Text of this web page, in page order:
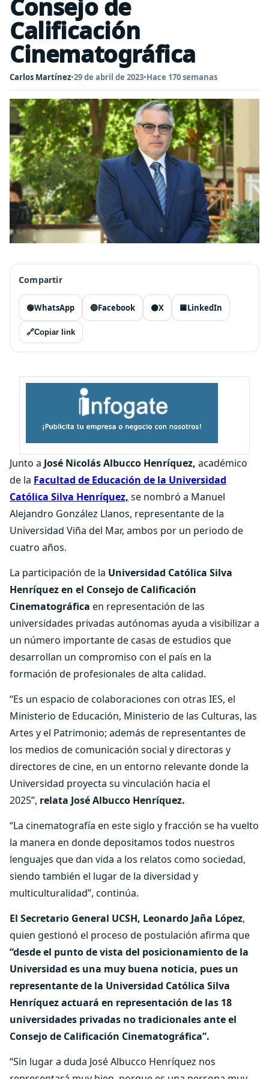
Consejo de
Calificación
Cinematográfica
Carlos Martínez•29 de abril de 2023•Hace 170 semanas
Compartir
🟢WhatsApp 🔵Facebook ⚫X 🟦LinkedIn
🔗Copiar link
Junto a José Nicolás Albucco Henríquez, académico
de la Facultad de Educación de la Universidad
Católica Silva Henríquez, se nombró a Manuel
Alejandro González Llanos, representante de la
Universidad Viña del Mar, ambos por un periodo de
cuatro años.
La participación de la Universidad Católica Silva
Henríquez en el Consejo de Calificación
Cinematográfica en representación de las
universidades privadas autónomas ayuda a visibilizar a
un número importante de casas de estudios que
desarrollan un compromiso con el país en la
formación de profesionales de alta calidad.
“Es un espacio de colaboraciones con otras IES, el
Ministerio de Educación, Ministerio de las Culturas, las
Artes y el Patrimonio; además de representantes de
los medios de comunicación social y directoras y
directores de cine, en un entorno relevante donde la
Universidad proyecta su vinculación hacia el
2025”, relata José Albucco Henríquez.
“La cinematografía en este siglo y fracción se ha vuelto
la manera en donde depositamos todos nuestros
lenguajes que dan vida a los relatos como sociedad,
siendo también el lugar de la diversidad y
multiculturalidad”, continúa.
El Secretario General UCSH, Leonardo Jaña López,
quien gestionó el proceso de postulación afirma que
“desde el punto de vista del posicionamiento de la
Universidad es una muy buena noticia, pues un
representante de la Universidad Católica Silva
Henríquez actuará en representación de las 18
universidades privadas no tradicionales ante el
Consejo de Calificación Cinematográfica”.
“Sin lugar a duda José Albucco Henríquez nos